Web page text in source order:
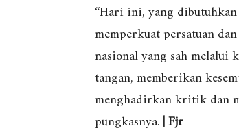
“Hari ini, yang
memperkuat persatuan
nasional yang sah melalui
tangan, memberikan
menghadirkan kritik dan
pungkasnya.| Fjr